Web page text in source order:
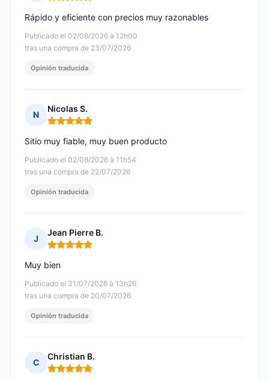
Publicado el 02/08/2026 à 12h00
tras una compra de 23/07/2026
Rápido y eficiente con precios muy razonables
Opinión traducida
N
Nicolas S.
Nota: 5 de 5
Publicado el 02/08/2026 à 11h54
tras una compra de 22/07/2026
Sitio muy fiable, muy buen producto
Opinión traducida
J
Jean Pierre B.
Nota: 5 de 5
Publicado el 31/07/2026 à 13h26
tras una compra de 20/07/2026
Muy bien
Opinión traducida
C
Christian B.
Nota: 5 de 5